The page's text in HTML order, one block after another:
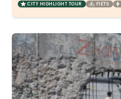
CITY HIGHLIGHT TOUR FIETS